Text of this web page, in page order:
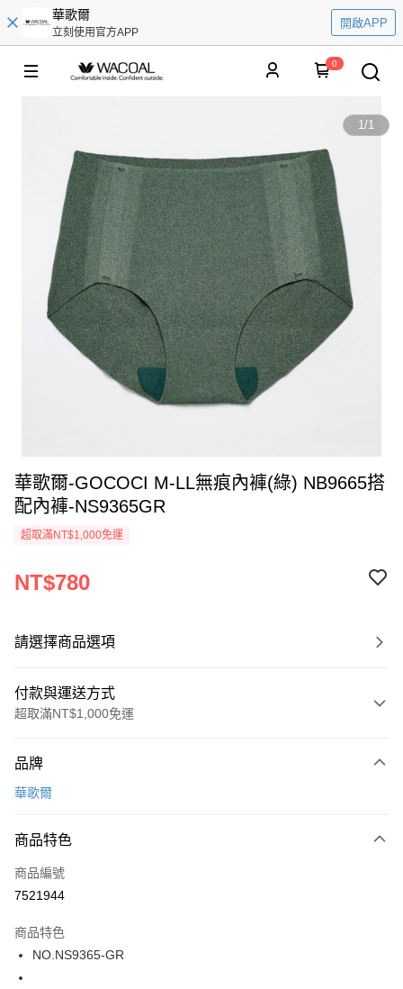
華歌爾
立刻使用官方APP
開啟APP
0
1/1
華歌爾-GOCOCI M-LL無痕內褲(綠) NB9665搭
配內褲-NS9365GR
超取滿NT$1,000免運
NT$780
請選擇商品選項
付款與運送方式
超取滿NT$1,000免運
信用卡一次付款
LINE Pay
街口支付
運送方式
全家取貨付款
品牌
華歌爾
商品特色
商品編號
7521944
商品特色
NO.NS9365-GR